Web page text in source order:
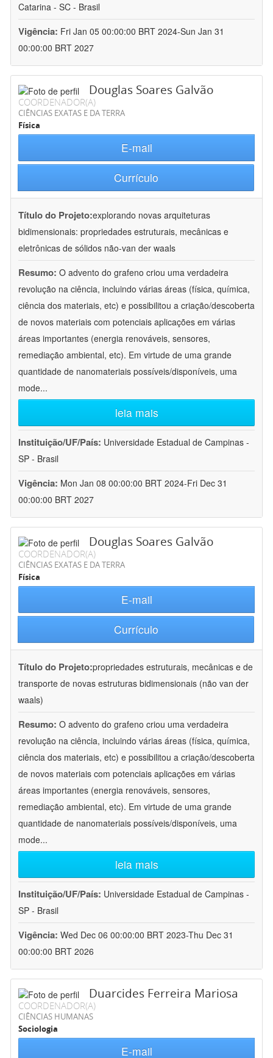
Catarina - SC - Brasil
Vigência: Fri Jan 05 00:00:00 BRT 2024-Sun Jan 31
00:00:00 BRT 2027
Douglas Soares Galvão
COORDENADOR(A)
CIÊNCIAS EXATAS E DA TERRA
Física
E-mail
Currículo
Título do Projeto:explorando novas arquiteturas
bidimensionais: propriedades estruturais, mecânicas e
eletrônicas de sólidos não-van der waals
Resumo: O advento do grafeno criou uma verdadeira
revolução na ciência, incluindo várias áreas (física, química,
ciência dos materiais, etc) e possibilitou a criação/descoberta
de novos materiais com potenciais aplicações em várias
áreas importantes (energia renováveis, sensores,
remediação ambiental, etc). Em virtude de uma grande
quantidade de nanomateriais possíveis/disponíveis, uma
mode...
leia mais
Instituição/UF/País: Universidade Estadual de Campinas -
SP - Brasil
Vigência: Mon Jan 08 00:00:00 BRT 2024-Fri Dec 31
00:00:00 BRT 2027
Douglas Soares Galvão
COORDENADOR(A)
CIÊNCIAS EXATAS E DA TERRA
Física
E-mail
Currículo
Título do Projeto:propriedades estruturais, mecânicas e de
transporte de novas estruturas bidimensionais (não van der
waals)
Resumo: O advento do grafeno criou uma verdadeira
revolução na ciência, incluindo várias áreas (física, química,
ciência dos materiais, etc) e possibilitou a criação/descoberta
de novos materiais com potenciais aplicações em várias
áreas importantes (energia renováveis, sensores,
remediação ambiental, etc). Em virtude de uma grande
quantidade de nanomateriais possíveis/disponíveis, uma
mode...
leia mais
Instituição/UF/País: Universidade Estadual de Campinas -
SP - Brasil
Vigência: Wed Dec 06 00:00:00 BRT 2023-Thu Dec 31
00:00:00 BRT 2026
Duarcides Ferreira Mariosa
COORDENADOR(A)
CIÊNCIAS HUMANAS
Sociologia
E-mail